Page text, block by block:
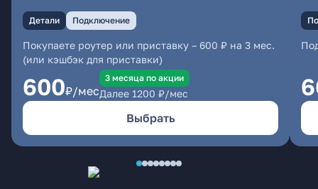
Детали Подключение
Покупаете роутер или приставку – 600 ₽ на 3 мес.
(или кэшбэк для приставки)
600₽/мес
3 месяцa по акции
Далее 1200 ₽/мес
Выбрать